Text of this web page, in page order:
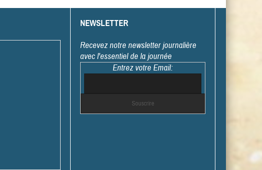
NEWSLETTER
Recevez notre newsletter journalière
avec l'essentiel de la journée
Entrez votre Email: